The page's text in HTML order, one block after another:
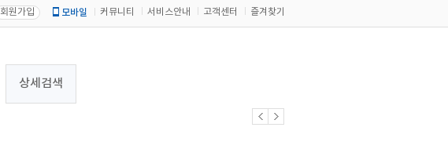
회원가입 모바일 커뮤니티 서비스안내 고객센터 즐겨찾기
상세검색